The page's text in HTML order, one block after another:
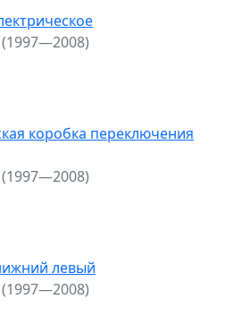
коробка переключения
левый